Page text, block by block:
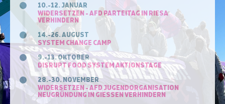
10.-12. JANUAR
WIDERSETZEN - AFD PARTEITAG IN RIESA
VERHINDERN
14.-26. AUGUST
SYSTEM CHANGE CAMP
9.-13. OKTOBER
DISRUPT FOOD SYSTEM AKTIONSTAGE
28.-30. NOVEMBER
WIDERSETZEN - AFD JUGENDORGANISATION
NEUGRÜNDUNG IN GIESSEN VERHINDERN